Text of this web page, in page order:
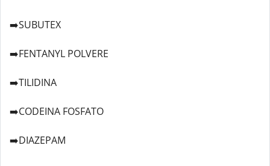
➡️SUBUTEX
➡️FENTANYL POLVERE
➡️TILIDINA
➡️CODEINA FOSFATO
➡️DIAZEPAM